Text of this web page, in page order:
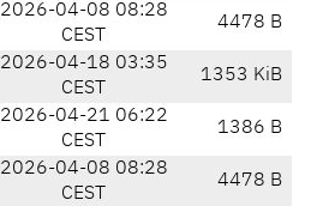
2026-04-08 08:28
CEST
4478 B
2026-04-18 03:35
CEST
1353 KiB
2026-04-21 06:22
CEST
1386 B
2026-04-08 08:28
CEST
4478 B